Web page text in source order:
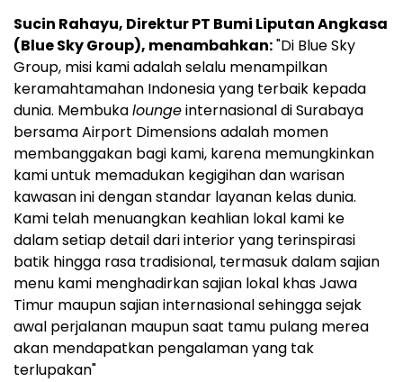
Sucin Rahayu, Direktur PT Bumi Liputan Angkasa
(Blue Sky Group), menambahkan:"Di Blue Sky
Group, misi kami adalah selalu menampilkan
keramahtamahan Indonesia yang terbaik kepada
dunia. Membukaloungeinternasional di Surabaya
bersama Airport Dimensions adalah momen
membanggakan bagi kami, karena memungkinkan
kami untuk memadukan kegigihan dan warisan
kawasan ini dengan standar layanan kelas dunia.
Kami telah menuangkan keahlian lokal kami ke
dalam setiap detail dari interior yang terinspirasi
batik hingga rasa tradisional, termasuk dalam sajian
menu kami menghadirkan sajian lokal khas Jawa
Timur maupun sajian internasional sehingga sejak
awal perjalanan maupun saat tamu pulang merea
akan mendapatkan pengalaman yang tak
terlupakan"